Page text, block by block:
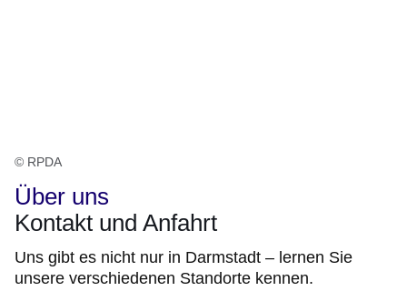
© RPDA
Über uns
Kontakt und Anfahrt
Uns gibt es nicht nur in Darmstadt – lernen Sie
unsere verschiedenen Standorte kennen.